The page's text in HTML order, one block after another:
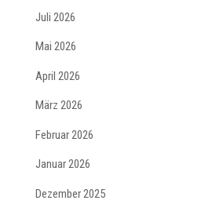
Juli 2026
Mai 2026
April 2026
März 2026
Februar 2026
Januar 2026
Dezember 2025